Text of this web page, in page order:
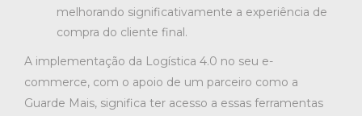
melhorando significativamente a experiência de
compra do cliente final.
A implementação da Logística 4.0 no seu e-
commerce, com o apoio de um parceiro como a
Guarde Mais, significa ter acesso a essas ferramentas